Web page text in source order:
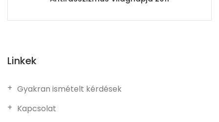
Linkek
Gyakran ismételt kérdések
Kapcsolat